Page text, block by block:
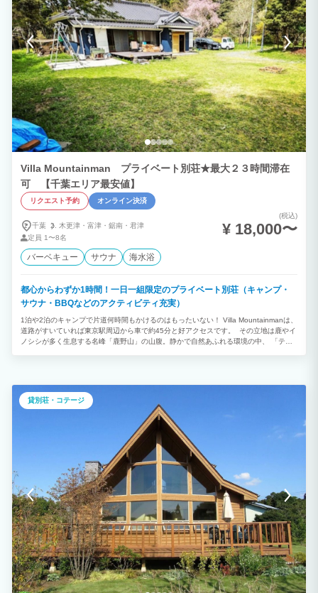
（税込）/1人前（メニュー：牛肉、豚肉、BIGソーセージ、季節の野菜、BBQグリル1
台付＊2人前からオーダー可能です。食材の準備がございますので、当日キャンセルは
お断りいたします。キャンセルは宿泊日3日前までにご連絡下さい。 ＊食物アレルギー
をお持ちのお客様へ 当施設でのご飲食にあたりましては、お客様の最終判断でお召し
上がりいただけます様お願いいたします。 食材、メニューについて、ご不明な点がご
ざいましたら事前にお問合せ下さい。 RivageBlueで楽しいひとときをお過ごし下さ
い。
Villa Mountainman プライベート別荘★最大２３時間滞在
可 【千葉エリア最安値】
リクエスト予約 オンライン決済
千葉 木更津・ 富津・ 鋸南・ 君津
定員 1〜8名
(税込)
¥ 18,000〜
バーベキュー サウナ 海水浴
都心からわずか1時間！一日一組限定のプライベート別荘（キャンプ・
サウナ・BBQなどのアクティビティ充実）
1泊や2泊のキャンプで片道何時間もかけるのはもったいない！ Villa Mountainmanは、
道路がすいていれば東京駅周辺から車で約45分と好アクセスです。 その立地は鹿やイ
ノシシが多く生息する名峰「鹿野山」の山腹。静かで自然あふれる環境の中、 「テン
ンプ場」ともに自主清掃が基本です。ご利用後は設備を元の状態に戻し、出たゴミはす
べてお持ち帰りください。 清掃が不十分な場合は、次回以降のご利用をお断りさせて
いただくことがありますのでご了承ください。 山に囲まれ、静かで贅沢な景色を満喫
できます。海水浴場も車で約20分と近く、大自然の中で優雅な1日をお過ごしいただけ
ます。 落ち着いた雰囲気の館内は、ファミリー、カップル、会社の仲間での旅行に最
適です。 最大8名まで宿泊可能ですが、ご相談いただければ人数を増やすことも可能で
す。 家電や備品もそろっており、ほぼ手ぶらでのご宿泊が可能です。 BBQ機材も無
料で利用でき、スーパーやコンビニは車での移動が必要ですが、食材の買い出しも便利
貸別荘・コテージ